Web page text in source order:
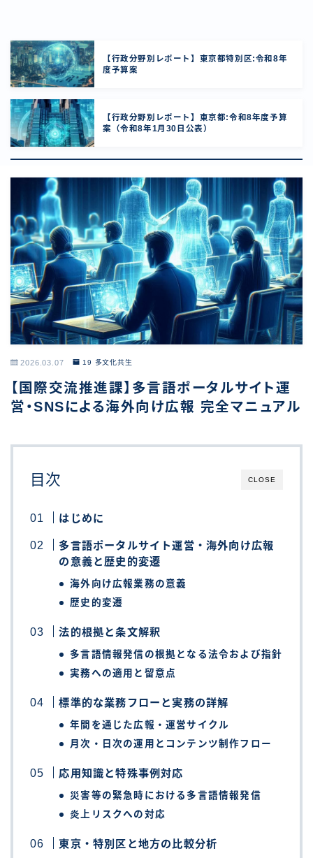
【行政分野別レポート】東京都特別区:令和8年
度予算案
【行政分野別レポート】東京都:令和8年度予算
案（令和8年1月30日公表）
2026.03.07 19 多文化共生
【国際交流推進課】多言語ポータルサイト運
営・SNSによる海外向け広報 完全マニュアル
CLOSE
目次
はじめに
多言語ポータルサイト運営・海外向け広報
の意義と歴史的変遷
海外向け広報業務の意義
歴史的変遷
法的根拠と条文解釈
多言語情報発信の根拠となる法令および指針
実務への適用と留意点
標準的な業務フローと実務の詳解
年間を通じた広報・運営サイクル
月次・日次の運用とコンテンツ制作フロー
応用知識と特殊事例対応
災害等の緊急時における多言語情報発信
炎上リスクへの対応
東京・特別区と地方の比較分析